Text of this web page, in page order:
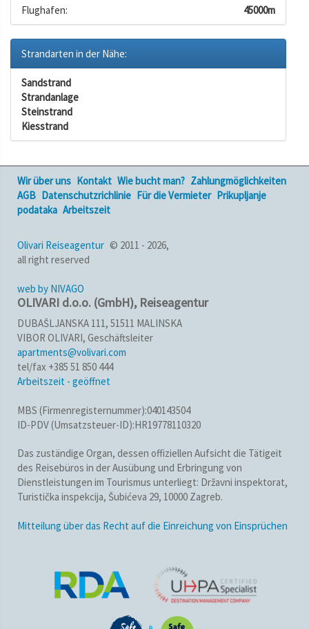
Flughafen: 45000m
Strandarten in der Nähe:
Sandstrand
Strandanlage
Steinstrand
Kiesstrand
Wir über uns Kontakt Wie bucht man? Zahlungmöglichkeiten
AGB Datenschutzrichlinie Für die Vermieter Prikupljanje
podataka Arbeitszeit
Olivari Reiseagentur © 2011 - 2026,
all right reserved
web by NIVAGO
OLIVARI d.o.o. (GmbH), Reiseagentur
DUBAŠLJANSKA 111, 51511 MALINSKA
VIBOR OLIVARI, Geschäftsleiter
apartments@volivari.com
tel/fax +385 51 850 444
Arbeitszeit - geöffnet
MBS (Firmenregisternummer):040143504
ID-PDV (Umsatzsteuer-ID):HR19778110320
Das zuständige Organ, dessen offiziellen Aufsicht die Tätigeit
des Reisebüros in der Ausübung und Erbringung von
Dienstleistungen im Tourismus unterliegt: Državni inspektorat,
Turistička inspekcija, Šubićeva 29, 10000 Zagreb.
Mitteilung über das Recht auf die Einreichung von Einsprüchen